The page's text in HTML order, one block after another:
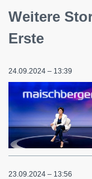
Weitere
Erste
24.09.2024 – 13:39
23.09.2024 – 13:56